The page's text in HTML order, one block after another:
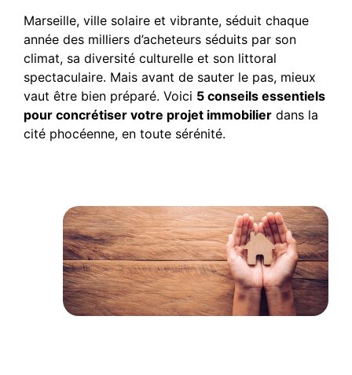
Marseille, ville solaire et vibrante, séduit chaque
année des milliers d’acheteurs séduits par son
climat, sa diversité culturelle et son littoral
spectaculaire. Mais avant de sauter le pas, mieux
vaut être bien préparé. Voici 5 conseils essentiels
pour concrétiser votre projet immobilier dans la
cité phocéenne, en toute sérénité.